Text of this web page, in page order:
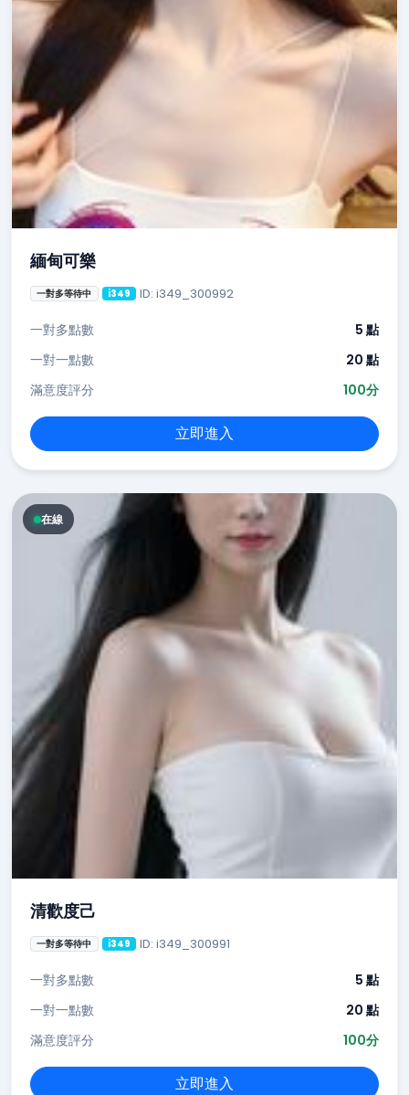
緬甸可樂
一對多等待中 i349 ID: i349_300992
一對多點數
5 點
一對一點數
20 點
滿意度評分
100分
立即進入
在線
清歡度己
一對多等待中 i349 ID: i349_300991
一對多點數
5 點
一對一點數
20 點
滿意度評分
100分
立即進入